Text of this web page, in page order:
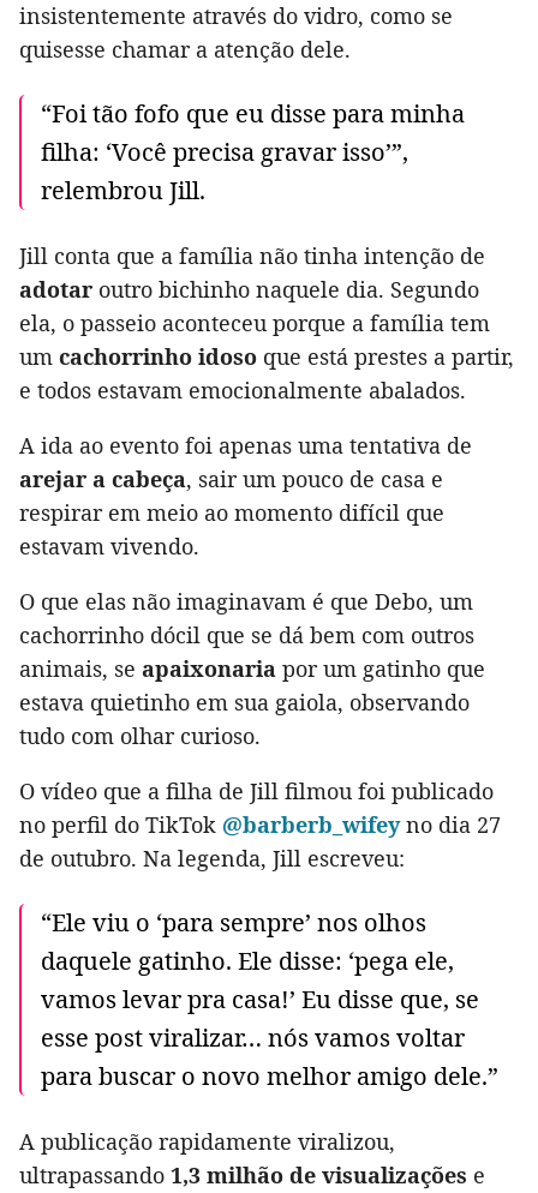
insistentemente através do vidro, como se
quisesse chamar a atenção dele.
“Foi tão fofo que eu disse para minha
filha: ‘Você precisa gravar isso’”,
relembrou Jill.
Jill conta que a família não tinha intenção de
adotar outro bichinho naquele dia. Segundo
ela, o passeio aconteceu porque a família tem
um cachorrinho idoso que está prestes a partir,
e todos estavam emocionalmente abalados.
A ida ao evento foi apenas uma tentativa de
arejar a cabeça, sair um pouco de casa e
respirar em meio ao momento difícil que
estavam vivendo.
O que elas não imaginavam é que Debo, um
cachorrinho dócil que se dá bem com outros
animais, se apaixonaria por um gatinho que
estava quietinho em sua gaiola, observando
tudo com olhar curioso.
O vídeo que a filha de Jill filmou foi publicado
no perfil do TikTok @barberb_wifeyno dia 27
de outubro. Na legenda, Jill escreveu:
“Ele viu o ‘para sempre’ nos olhos
daquele gatinho. Ele disse: ‘pega ele,
vamos levar pra casa!’ Eu disse que, se
esse post viralizar… nós vamos voltar
para buscar o novo melhor amigo dele.”
A publicação rapidamente viralizou,
ultrapassando 1,3 milhão de visualizações e